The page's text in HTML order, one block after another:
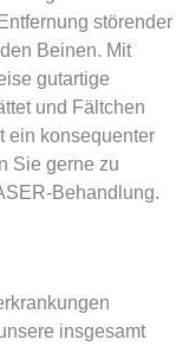
störender
Beinen. Mit
gutartige
und Fältchen
ein konsequenter
Sie gerne zu
Behandlung.
insgesamt